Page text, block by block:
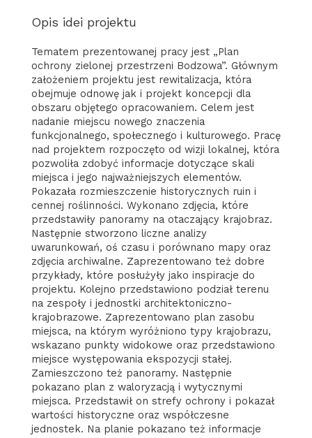
Opis idei projektu
Tematem prezentowanej pracy jest „Plan
ochrony zielonej przestrzeni Bodzowa”. Głównym
założeniem projektu jest rewitalizacja, która
obejmuje odnowę jak i projekt koncepcji dla
obszaru objętego opracowaniem. Celem jest
nadanie miejscu nowego znaczenia
funkcjonalnego, społecznego i kulturowego. Pracę
nad projektem rozpoczęto od wizji lokalnej, która
pozwoliła zdobyć informacje dotyczące skali
miejsca i jego najważniejszych elementów.
Pokazała rozmieszczenie historycznych ruin i
cennej roślinności. Wykonano zdjęcia, które
przedstawiły panoramy na otaczający krajobraz.
Następnie stworzono liczne analizy
uwarunkowań, oś czasu i porównano mapy oraz
zdjęcia archiwalne. Zaprezentowano też dobre
przykłady, które posłużyły jako inspiracje do
projektu. Kolejno przedstawiono podział terenu
na zespoły i jednostki architektoniczno-
krajobrazowe. Zaprezentowano plan zasobu
miejsca, na którym wyróżniono typy krajobrazu,
wskazano punkty widokowe oraz przedstawiono
miejsce występowania ekspozycji stałej.
Zamieszczono też panoramy. Następnie
pokazano plan z waloryzacją i wytycznymi
miejsca. Przedstawił on strefy ochrony i pokazał
wartości historyczne oraz współczesne
jednostek. Na planie pokazano też informacje